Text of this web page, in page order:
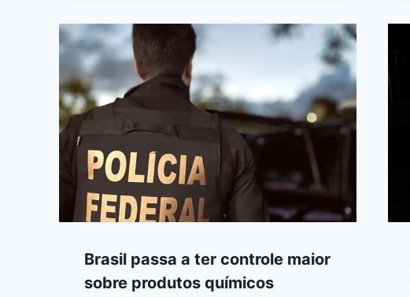
Brasil passa a ter controle maior
sobre produtos químicos